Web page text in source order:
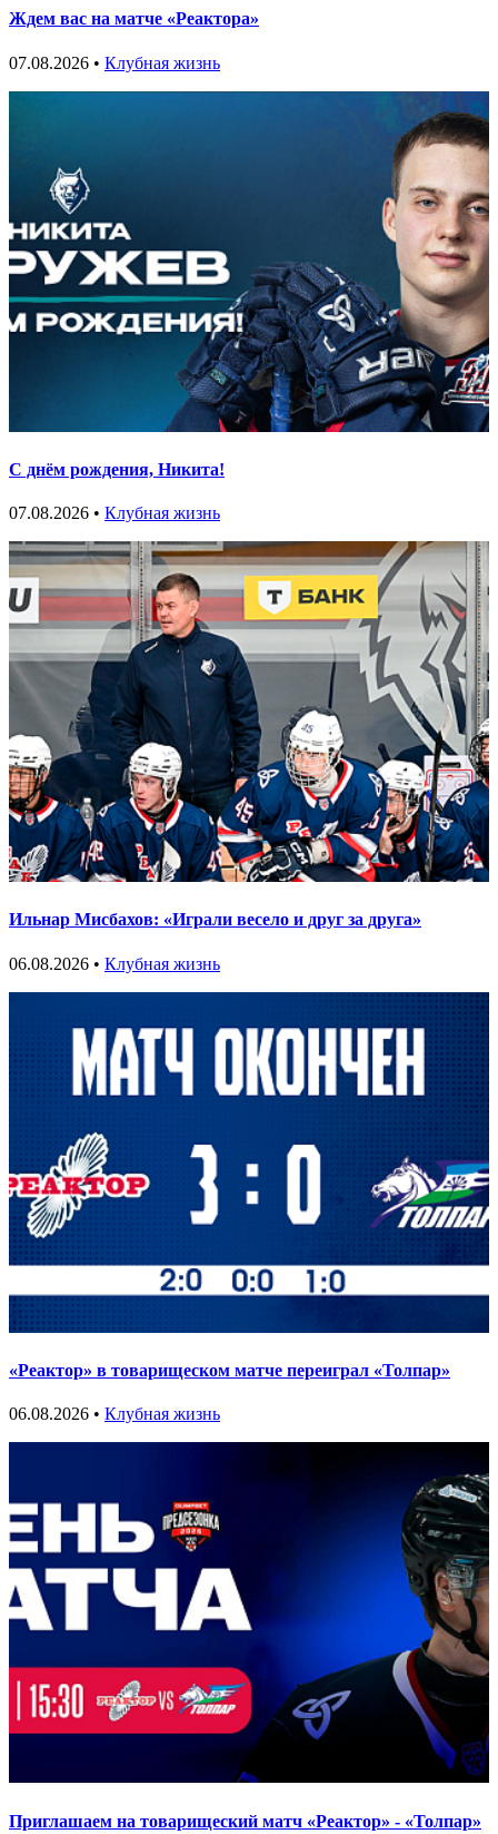
Ждем вас на матче «Реактора»
07.08.2026 • Клубная жизнь
С днём рождения, Никита!
07.08.2026 • Клубная жизнь
Ильнар Мисбахов: «Играли весело и друг за друга»
06.08.2026 • Клубная жизнь
«Реактор» в товарищеском матче переиграл «Толпар»
06.08.2026 • Клубная жизнь
Приглашаем на товарищеский матч «Реактор» - «Толпар»